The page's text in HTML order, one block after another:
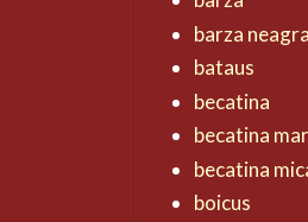
barza
bataus
becatina
becatina
becatina
boicus